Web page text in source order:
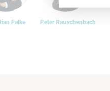
Falke Peter Rauschenbach